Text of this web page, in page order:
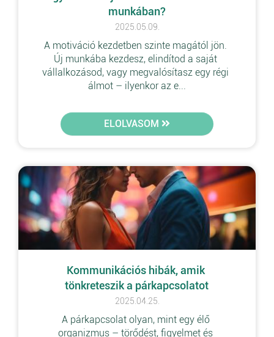
munkában?
2025.05.09.
A motiváció kezdetben szinte magától jön.
Új munkába kezdesz, elindítod a saját
vállalkozásod, vagy megvalósítasz egy régi
álmot – ilyenkor az e...
ELOLVASOM
Kommunikációs hibák, amik
tönkreteszik a párkapcsolatot
2025.04.25.
A párkapcsolat olyan, mint egy élő
organizmus – törődést, figyelmet és